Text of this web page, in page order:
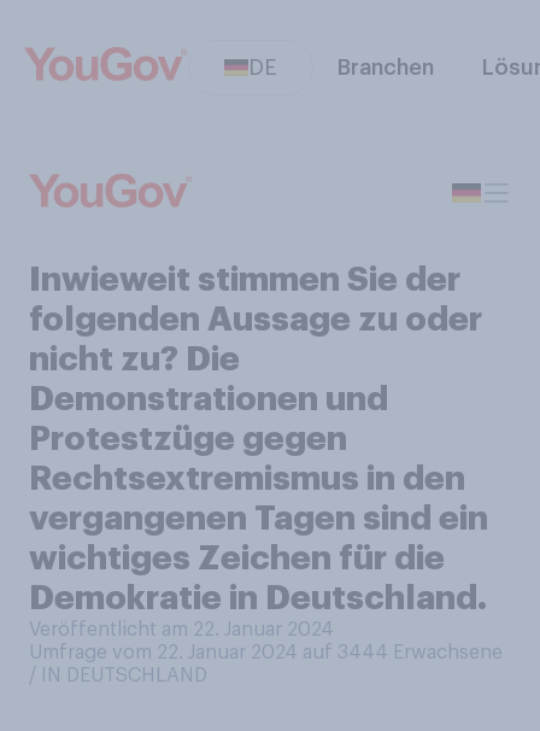
DE Branchen
Inwieweit stimmen Sie der
folgenden Aussage zu oder
nicht zu? Die
Demonstrationen und
Protestzüge gegen
Rechtsextremismus in den
vergangenen Tagen sind ein
wichtiges Zeichen für die
Demokratie in Deutschland.
Veröffentlicht am 22. Januar 2024
Umfrage vom 22. Januar 2024 auf 3444 Erwachsene
/ IN DEUTSCHLAND